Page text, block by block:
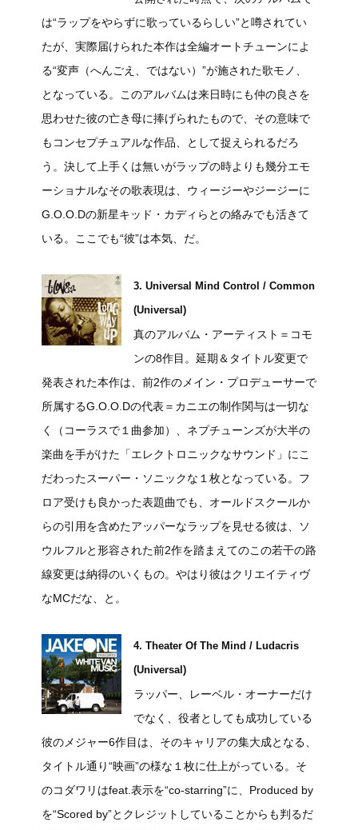
は“ラップをやらずに歌っているらしい”と噂されてい
たが、実際届けられた本作は全編オートチューンによ
る“変声（へんごえ、ではない）”が施された歌モノ、
となっている。このアルバムは来日時にも仲の良さを
思わせた彼の亡き母に捧げられたもので、その意味で
もコンセプチュアルな作品、として捉えられるだろ
う。決して上手くは無いがラップの時よりも幾分エモ
ーショナルなその歌表現は、ウィージーやジージーに
G.O.O.Dの新星キッド・カディらとの絡みでも活きて
いる。ここでも“彼”は本気、だ。
3. Universal Mind Control / Common
(Universal)
真のアルバム・アーティスト＝コモ
ンの8作目。延期＆タイトル変更で
発表された本作は、前2作のメイン・プロデューサーで
所属するG.O.O.Dの代表＝カニエの制作関与は一切な
く（コーラスで１曲参加）、ネプチューンズが大半の
楽曲を手がけた「エレクトロニックなサウンド」にこ
だわったスーパー・ソニックな１枚となっている。フ
ロア受けも良かった表題曲でも、オールドスクールか
らの引用を含めたアッパーなラップを見せる彼は、ソ
ウルフルと形容された前2作を踏まえてのこの若干の路
線変更は納得のいくもの。やはり彼はクリエイティヴ
なMCだな、と。
4. Theater Of The Mind / Ludacris
(Universal)
ラッパー、レーベル・オーナーだけ
でなく、役者としても成功している
彼のメジャー6作目は、そのキャリアの集大成となる、
タイトル通り“映画”の様な１枚に仕上がっている。そ
のコダワリはfeat.表示を“co-starring”に、Produced by
を“Scored by”とクレジットしていることからも判るだ